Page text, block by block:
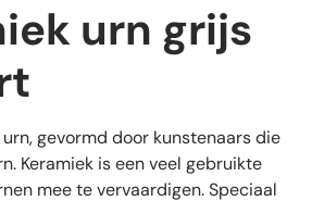
urn grijs
gevormd door kunstenaars die
Keramiek is een veel gebruikte
mee te vervaardigen. Speciaal